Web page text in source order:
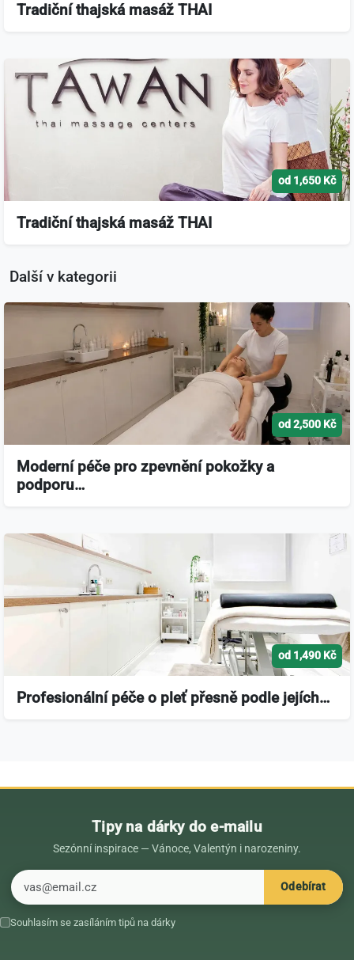
Tradiční thajská masáž THAI
od 1,650 Kč
Tradiční thajská masáž THAI
Další v kategorii
od 2,500 Kč
Moderní péče pro zpevnění pokožky a
podporu…
od 1,490 Kč
Profesionální péče o pleť přesně podle jejích…
Tipy na dárky do e-mailu
Sezónní inspirace — Vánoce, Valentýn i narozeniny.
Odebírat
Souhlasím se zasíláním tipů na dárky